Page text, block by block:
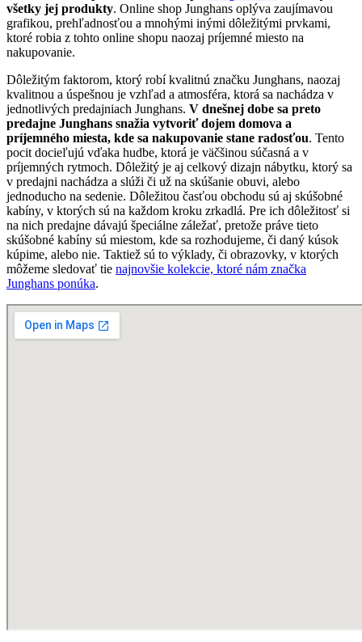
všetky jej produkty. Online shop Junghans oplýva zaujímavou
grafikou, prehľadnosťou a mnohými inými dôležitými prvkami,
ktoré robia z tohto online shopu naozaj príjemné miesto na
nakupovanie.
Dôležitým faktorom, ktorý robí kvalitnú značku Junghans, naozaj
kvalitnou a úspešnou je vzhľad a atmosféra, ktorá sa nachádza v
jednotlivých predajniach Junghans. V dnešnej dobe sa preto
predajne Junghans snažia vytvoriť dojem domova a
príjemného miesta, kde sa nakupovanie stane radosťou. Tento
pocit docieľujú vďaka hudbe, ktorá je väčšinou súčasná a v
príjemných rytmoch. Dôležitý je aj celkový dizajn nábytku, ktorý sa
v predajni nachádza a slúži či už na skúšanie obuvi, alebo
jednoducho na sedenie. Dôležitou časťou obchodu sú aj skúšobné
kabíny, v ktorých sú na každom kroku zrkadlá. Pre ich dôležitosť si
na nich predajne dávajú špeciálne záležať, pretože práve tieto
skúšobné kabíny sú miestom, kde sa rozhodujeme, či daný kúsok
kúpime, alebo nie. Taktiež sú to výklady, či obrazovky, v ktorých
môžeme sledovať tie najnovšie kolekcie, ktoré nám značka
Junghans ponúka.